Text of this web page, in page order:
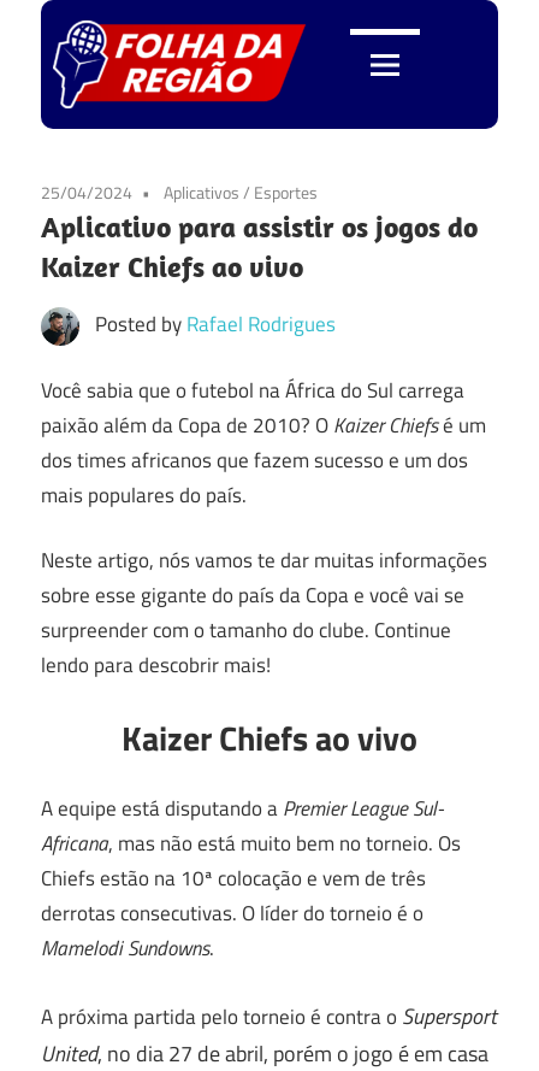
Skip
to
content
Folha
da
Região
25/04/2024 Aplicativos/ Esportes
Aplicativo para assistir os jogos do
Kaizer Chiefs ao vivo
Posted byRafael Rodrigues
Você sabia que o futebol na África do Sul carrega
paixão além da Copa de 2010? OKaizer Chiefsé um
dos times africanos que fazem sucesso e um dos
mais populares do país.
Neste artigo, nós vamos te dar muitas informações
sobre esse gigante do país da Copa e você vai se
surpreender com o tamanho do clube. Continue
lendo para descobrir mais!
Kaizer Chiefs ao vivo
A equipe está disputando aPremier League Sul-
Africana, mas não está muito bem no torneio. Os
Chiefs estão na 10ª colocação e vem de três
derrotas consecutivas. O líder do torneio é o
Mamelodi Sundowns.
A próxima partida pelo torneio é contra o Supersport
United, no dia 27 de abril, porém o jogo é em casa